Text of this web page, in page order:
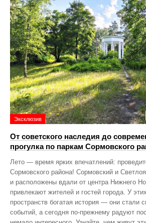
Эксклюзив
От советского наследия до
прогулка по паркам Сормовского
Лето — время ярких впечатлений:
Сормовского района! Сормовский и
и расположены вдали от центра Нижнего
привлекают жителей и гостей города. У
пространств богатая история — они стали
событий, а сегодня по‑прежнему радуют